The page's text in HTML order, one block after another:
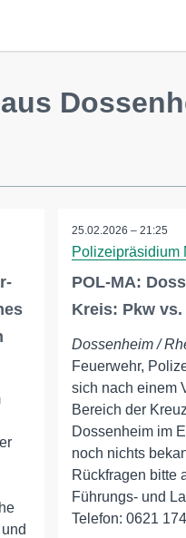
25.02.2026 – 21:25
Polizeipräsidium
POL-MA:
Kreis: Pkw vs.
Dossenheim /
Feuerwehr,
sich nach einem
Bereich der
Dossenheim im
noch nichts
Rückfragen bitte
Führungs- und
Telefon: 0621